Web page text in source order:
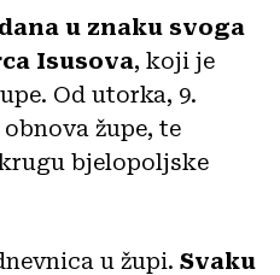
u znaku svoga
Isusova, koji je
Od utorka, 9.
župe, te
bjelopoljske
u župi. Svaku